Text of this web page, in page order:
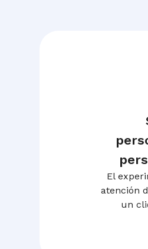
El
atención
un